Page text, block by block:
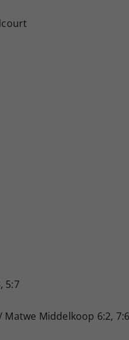
5:7
Middelkoop 6:2, 7:6